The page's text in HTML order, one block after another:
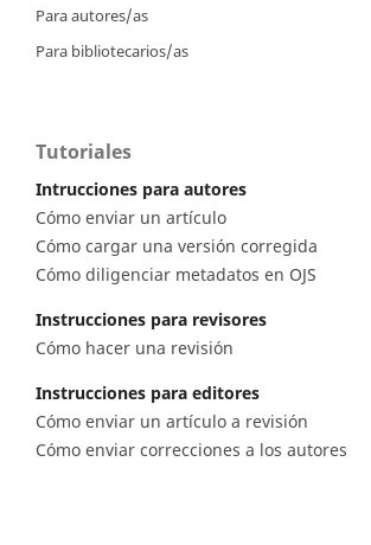
Para autores/as
Para bibliotecarios/as
Tutoriales
Intrucciones para autores
Cómo enviar un artículo
Cómo cargar una versión corregida
Cómo diligenciar metadatos en OJS
Instrucciones para revisores
Cómo hacer una revisión
Instrucciones para editores
Cómo enviar un artículo a revisión
Cómo enviar correcciones a los autores